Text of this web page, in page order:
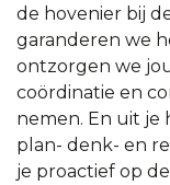
de hovenier bij
garanderen we
ontzorgen we
coördinatie en
nemen. En uit je
plan- denk- en
je proactief op